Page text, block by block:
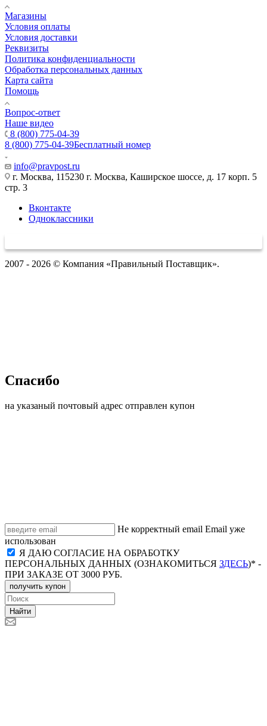
Магазины
Условия оплаты
Условия доставки
Реквизиты
Политика конфиденциальности
Обработка персональных данных
Карта сайта
Помощь
Вопрос-ответ
Наше видео
8 (800) 775-04-39
8 (800) 775-04-39Бесплатный номер
info@pravpost.ru
г. Москва, 115230 г. Москва, Каширское шоссе, д. 17 корп. 5
стр. 3
Вконтакте
Одноклассники
2007 - 2026 © Компания «Правильный Поставщик».
Спасибо
на указаный почтовый адрес отправлен купон
Не корректный email Email уже
использован
Я ДАЮ СОГЛАСИЕ НА ОБРАБОТКУ
ПЕРСОНАЛЬНЫХ ДАННЫХ (ОЗНАКОМИТЬСЯ ЗДЕСЬ)* -
ПРИ ЗАКАЗЕ ОТ 3000 РУБ.
получить купон
Найти